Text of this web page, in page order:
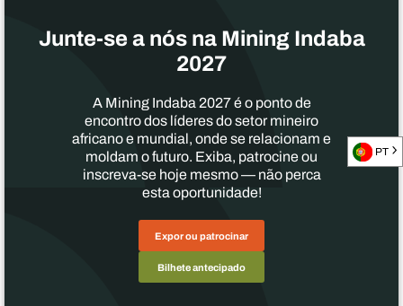
Junte-se a nós na Mining Indaba
2027
A Mining Indaba 2027 é o ponto de
encontro dos líderes do setor mineiro
africano e mundial, onde se relacionam e
moldam o futuro. Exiba, patrocine ou
inscreva-se hoje mesmo — não perca
esta oportunidade!
Expor ou patrocinar
Bilhete antecipado
PT